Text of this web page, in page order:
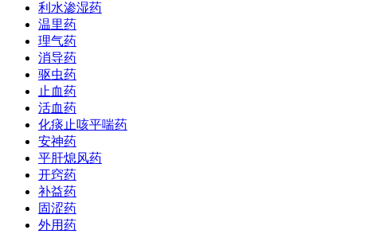
利水渗湿药
温里药
理气药
消导药
驱虫药
止血药
活血药
化痰止咳平喘药
安神药
平肝熄风药
开窍药
补益药
固涩药
外用药